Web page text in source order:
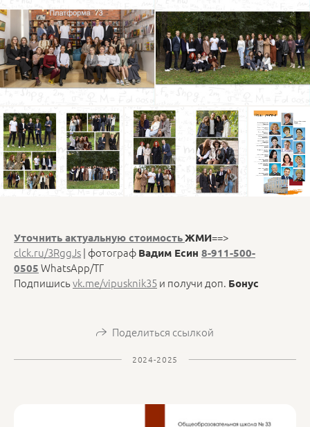
Уточнить актуальную стоимостьЖМИ==>
clck.ru/3RggJs| фотограф Вадим Есин 8-911-500-
0505 WhatsApp/ТГ
Подпишисьvk.me/vipusknik35и получи доп. Бонус
Поделиться ссылкой
2024-2025